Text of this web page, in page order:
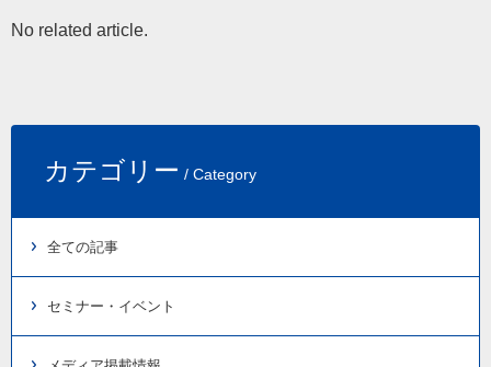
No related article.
カテゴリー / Category
全ての記事
セミナー・イベント